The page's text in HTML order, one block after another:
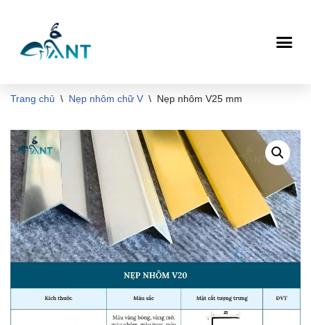
tới
Trang chủ \ Nẹp nhôm chữ V \ Nẹp nhôm V25 mm